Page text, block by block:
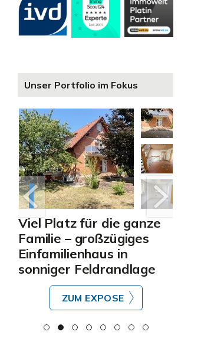
Unser Portfolio im Fokus
Viel Platz für die ganze
Familie – großzügiges
Einfamilienhaus in
sonniger Feldrandlage
ZUM EXPOSE